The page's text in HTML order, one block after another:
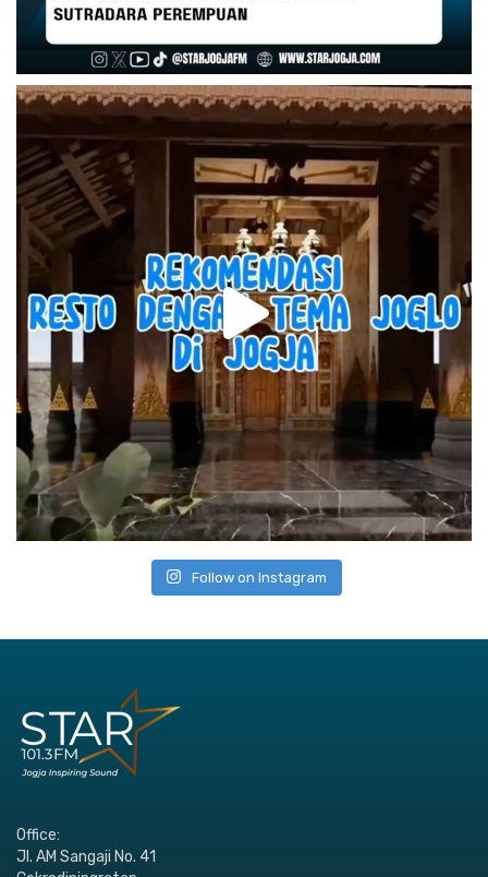
Follow on Instagram
Office:
Jl. AM Sangaji No. 41